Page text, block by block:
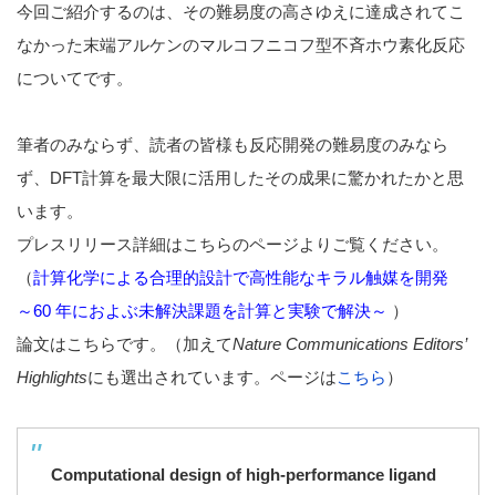
今回ご紹介するのは、その難易度の高さゆえに達成されてこ
なかった末端アルケンのマルコフニコフ型不斉ホウ素化反応
についてです。
筆者のみならず、読者の皆様も反応開発の難易度のみなら
ず、DFT計算を最大限に活用したその成果に驚かれたかと思
います。
プレスリリース詳細はこちらのページよりご覧ください。
（計算化学による合理的設計で高性能なキラル触媒を開発
～60 年におよぶ未解決課題を計算と実験で解決～ ）
論文はこちらです。（加えてNature Communications Editors’
Highlightsにも選出されています。ページはこちら ）
Computational design of high-performance ligand